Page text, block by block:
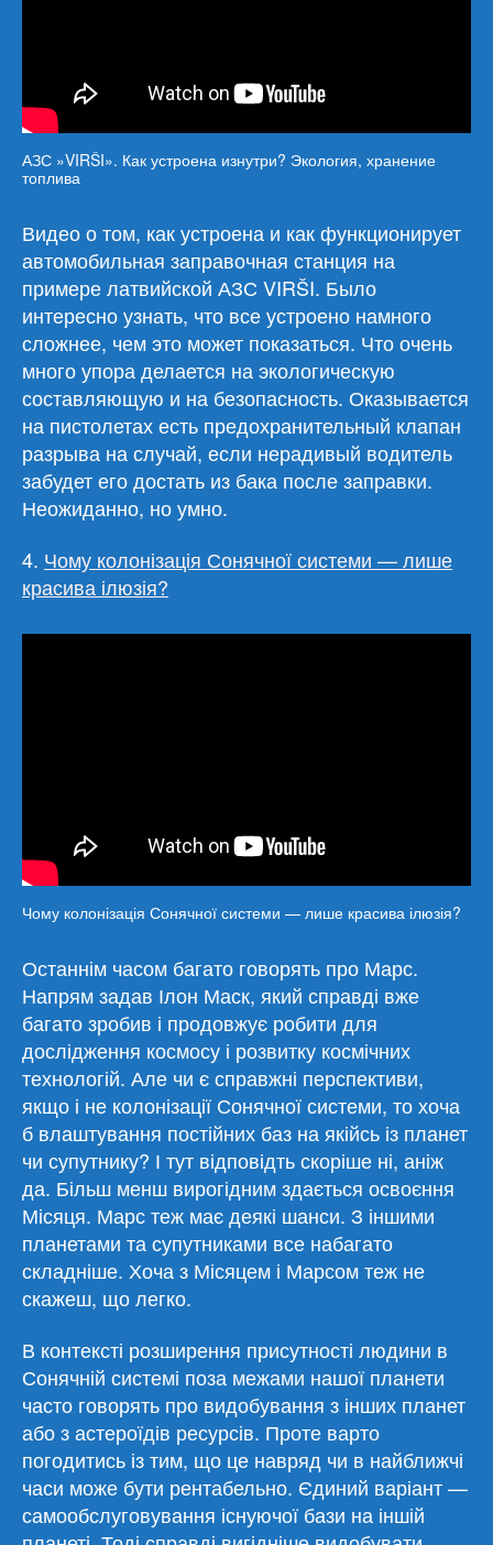
АЗС »VIRŠI». Как устроена изнутри? Экология, хранение
топлива
Видео о том, как устроена и как функционирует
автомобильная заправочная станция на
примере латвийской АЗС VIRŠI. Было
интересно узнать, что все устроено намного
сложнее, чем это может показаться. Что очень
много упора делается на экологическую
составляющую и на безопасность. Оказывается
на пистолетах есть предохранительный клапан
разрыва на случай, если нерадивый водитель
забудет его достать из бака после заправки.
Неожиданно, но умно.
4. Чому колонізація Сонячної системи — лише
красива ілюзія?
Чому колонізація Сонячної системи — лише красива ілюзія?
Останнім часом багато говорять про Марс.
Напрям задав Ілон Маск, який справді вже
багато зробив і продовжує робити для
дослідження космосу і розвитку космічних
технологій. Але чи є справжні перспективи,
якщо і не колонізації Сонячної системи, то хоча
б влаштування постійних баз на якійсь із планет
чи супутнику? І тут відповідть скоріше ні, аніж
да. Більш менш вирогідним здається освоєння
Місяця. Марс теж має деякі шанси. З іншими
планетами та супутниками все набагато
складніше. Хоча з Місяцем і Марсом теж не
скажеш, що легко.
В контексті розширення присутності людини в
Сонячній системі поза межами нашої планети
часто говорять про видобування з інших планет
або з астероїдів ресурсів. Проте варто
погодитись із тим, що це навряд чи в найближчі
часи може бути рентабельно. Єдиний варіант —
самообслуговування існуючої бази на іншій